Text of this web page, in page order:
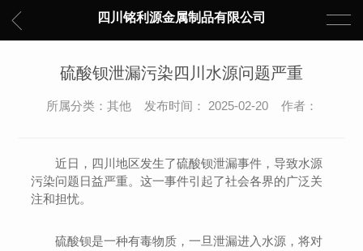
四川铭利源金属制品有限公司
硫酸钡泄漏污染四川水源问题严重
所属分类：其他 发布时间： 2025-02-20 作者：
近日，四川地区发生了硫酸钡泄漏事件，导致水源
污染问题日益严重。这一事件引起了社会各界的广泛关
注和担忧。
硫酸钡是一种有毒物质，一旦泄漏进入水源，将对